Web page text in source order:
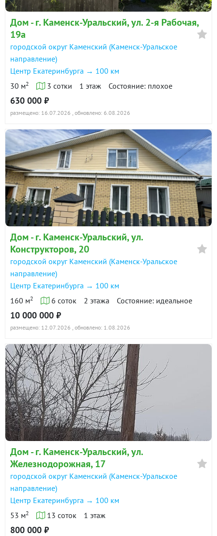
Дом - г. Каменск-Уральский, ул. 2-я Рабочая,
19а
городской округ Каменский (Каменск-Уральское
направление)
Центр Екатеринбурга → 100 км
30 м2 3 сотки 1 этаж Состояние: плохое
630 000 ₽
размещено: 16.07.2026 , обновлено: 6.08.2026
Дом - г. Каменск-Уральский, ул.
Конструкторов, 20
городской округ Каменский (Каменск-Уральское
направление)
Центр Екатеринбурга → 100 км
160 м2 6 соток 2 этажа Состояние: идеальное
10 000 000 ₽
размещено: 12.07.2026 , обновлено: 1.08.2026
Дом - г. Каменск-Уральский, ул.
Железнодорожная, 17
городской округ Каменский (Каменск-Уральское
направление)
Центр Екатеринбурга → 100 км
53 м2 13 соток 1 этаж
800 000 ₽